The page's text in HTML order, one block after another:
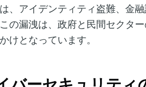
、アイデンティティ盗難、金
の漏洩は、政府と民間セクタ
けとなっています。